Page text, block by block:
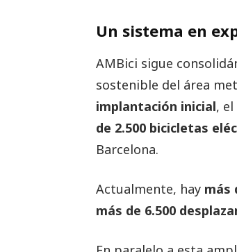
Un sistema en
AMBici sigue
sostenible del área
implantación inicial,
de 2.500 bicicletas
Barcelona.
Actualmente, hay más
más de 6.500